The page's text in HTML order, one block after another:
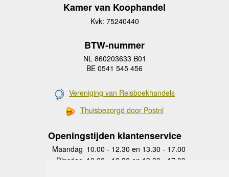
Kamer van Koophandel
Kvk: 75240440
BTW-nummer
NL 860203633 B01
BE 0541 545 456
Vereniging van Reisboekhandels
Thuisbezorgd door Postnl
Openingstijden klantenservice
Maandag 10.00 - 12.30 en 13.30 - 17.00
Dinsdag 10.00 - 12.30 en 13.30 - 17.00